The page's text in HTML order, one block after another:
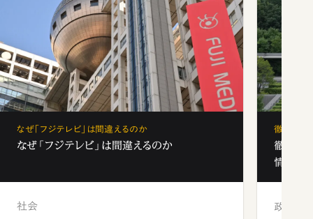
なぜ「フジテレビ」は間違えるのか
なぜ「フジテレビ」は間違えるのか
社会
徹底解剖
徹底解
情報局」
政治